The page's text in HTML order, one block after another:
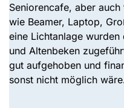
Seniorencafe, aber
wie Beamer, Laptop,
eine Lichtanlage
und Altenbeken
gut aufgehoben und
sonst nicht möglich